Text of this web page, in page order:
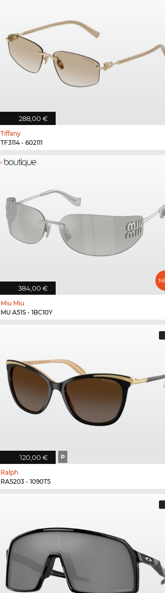
288,00 €
Tiffany
TF3114 - 602111
384,00 €
Miu Miu
MU A51S - 1BC10Y
120,00 € P
Ralph
RA5203 - 1090T5